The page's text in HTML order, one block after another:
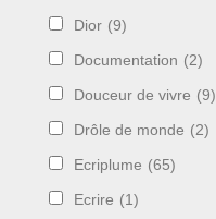
Dior (9)
Documentation (2)
Douceur de vivre (9)
Drôle de monde (2)
Ecriplume (65)
Ecrire (1)